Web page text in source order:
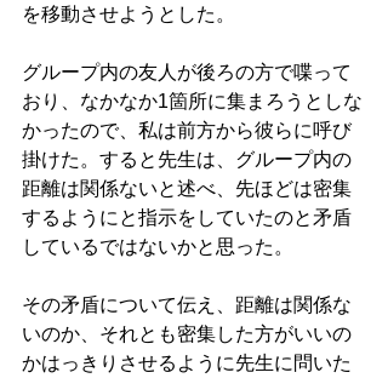
を移動させようとした。
グループ内の友人が後ろの方で喋って
おり、なかなか1箇所に集まろうとしな
かったので、私は前方から彼らに呼び
掛けた。すると先生は、グループ内の
距離は関係ないと述べ、先ほどは密集
するようにと指示をしていたのと矛盾
しているではないかと思った。
その矛盾について伝え、距離は関係な
いのか、それとも密集した方がいいの
かはっきりさせるように先生に問いた